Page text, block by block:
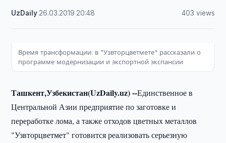
UzDaily 26.03.2019 20:48 403 views
Время трансформации: в "Узвторцветмете" рассказали о
программе модернизации и экспортной экспансии
Ташкент,Узбекистан(UzDaily.uz) --Единственное в
Центральной Азии предприятие по заготовке и
переработке лома, а также отходов цветных металлов
"Узвторцветмет" готовится реализовать серьезную